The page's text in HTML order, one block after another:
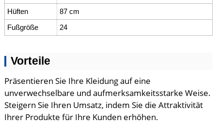
Hüften
87 cm
Fußgröße
24
Vorteile
Präsentieren Sie Ihre Kleidung auf eine
unverwechselbare und aufmerksamkeitsstarke Weise.
Steigern Sie Ihren Umsatz, indem Sie die Attraktivität
Ihrer Produkte für Ihre Kunden erhöhen.